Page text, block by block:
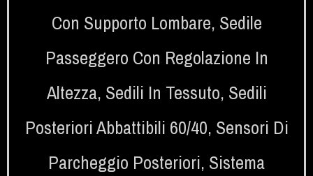
Con Supporto Lombare, Sedile
Passeggero Con Regolazione In
Altezza, Sedili In Tessuto, Sedili
Posteriori Abbattibili 60/40, Sensori Di
Parcheggio Posteriori, Sistema